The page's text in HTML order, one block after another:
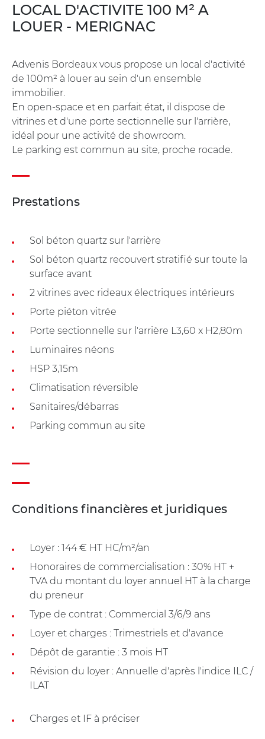
LOCAL D'ACTIVITE 100 M² A
LOUER - MERIGNAC
Advenis Bordeaux vous propose un local d'activité
de 100m² à louer au sein d'un ensemble
immobilier.
En open-space et en parfait état, il dispose de
vitrines et d'une porte sectionnelle sur l'arrière,
idéal pour une activité de showroom.
Le parking est commun au site, proche rocade.
Prestations
Sol béton quartz sur l'arrière
Sol béton quartz recouvert stratifié sur toute la
surface avant
2 vitrines avec rideaux électriques intérieurs
Porte piéton vitrée
Porte sectionnelle sur l'arrière L3,60 x H2,80m
Luminaires néons
HSP 3,15m
Climatisation réversible
Sanitaires/débarras
Parking commun au site
Conditions financières et juridiques
Loyer : 144 € HT HC/m²/an
Honoraires de commercialisation : 30% HT +
TVA du montant du loyer annuel HT à la charge
du preneur
Type de contrat : Commercial 3/6/9 ans
Loyer et charges : Trimestriels et d'avance
Dépôt de garantie : 3 mois HT
Révision du loyer : Annuelle d'après l'indice ILC /
ILAT
Charges et IF à préciser